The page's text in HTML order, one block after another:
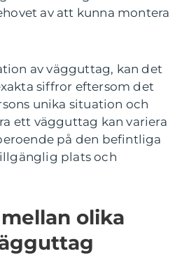
av att kunna montera
av vägguttag, kan det
siffror eftersom det
unika situation och
ett vägguttag kan variera
på den befintliga
plats och
olika